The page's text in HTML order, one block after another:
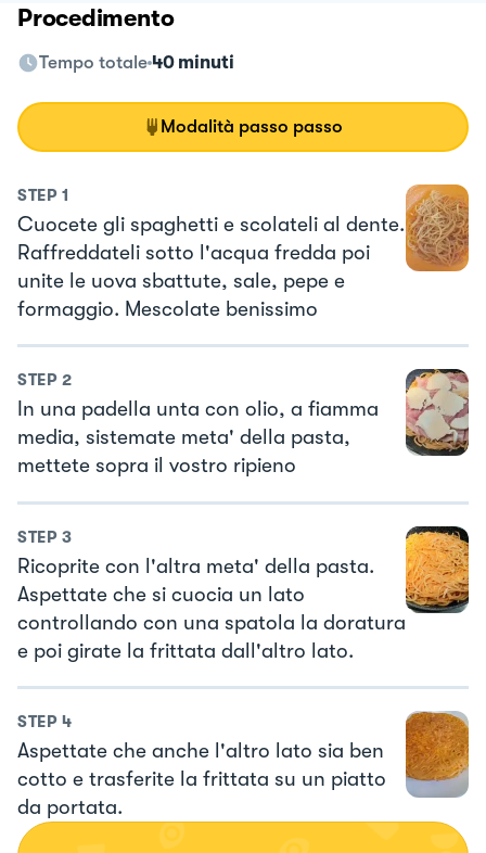
Procedimento
Tempo totale 40 minuti
Modalità passo passo
STEP 1
Cuocete gli spaghetti e scolateli al dente.
Raffreddateli sotto l'acqua fredda poi
unite le uova sbattute, sale, pepe e
formaggio. Mescolate benissimo
STEP 2
In una padella unta con olio, a fiamma
media, sistemate meta' della pasta,
mettete sopra il vostro ripieno
STEP 3
Ricoprite con l'altra meta' della pasta.
Aspettate che si cuocia un lato
controllando con una spatola la doratura
e poi girate la frittata dall'altro lato.
STEP 4
Aspettate che anche l'altro lato sia ben
cotto e trasferite la frittata su un piatto
da portata.